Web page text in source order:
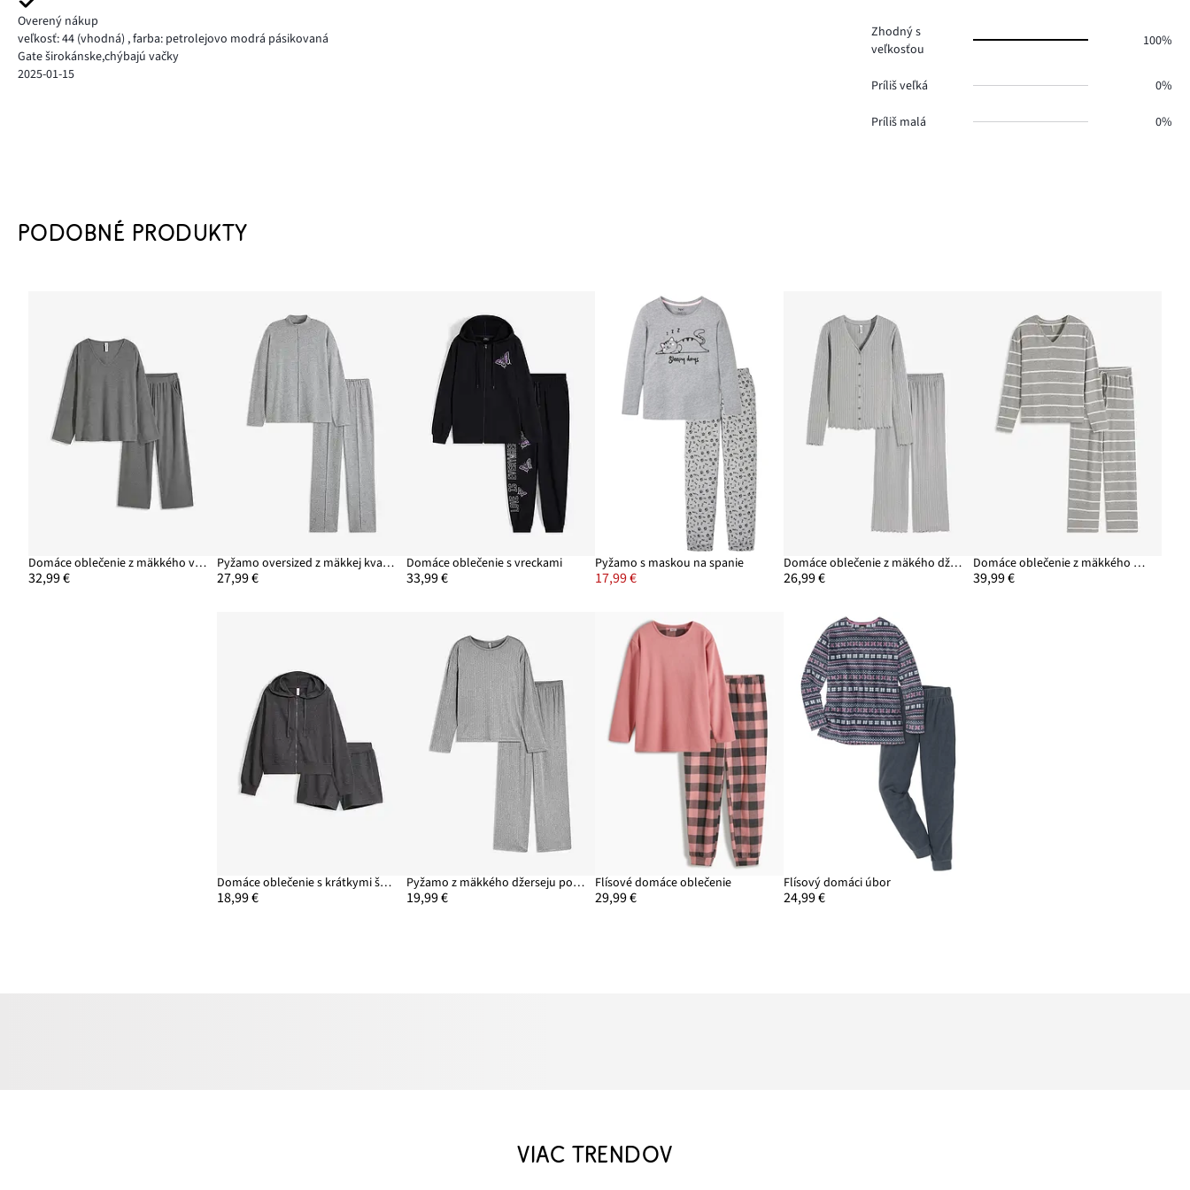
Overený nákup
veľkosť: 44 (vhodná) ,farba: petrolejovo modrá pásikovaná
Gate širokánske,chýbajú vačky
2025-01-15
Zhodný s
veľkosťou
100%
Príliš veľká 0%
Príliš malá 0%
PODOBNÉ PRODUKTY
Domáce oblečenie z mäkkého vrúbkovaného materiálu
32,99 €
Pyžamo oversized z mäkkej kvality
27,99 €
Domáce oblečenie s vreckami
33,99 €
Pyžamo s maskou na spanie
17,99 €
Domáce oblečenie z mäkého džerseju Pintelle
26,99 €
Domáce oblečenie z mäkkého materiálu, oversized
39,99 €
Domáce oblečenie s krátkymi šortkami
18,99 €
Pyžamo z mäkkého džerseju pointelle
19,99 €
Flísové domáce oblečenie
29,99 €
Flísový domáci úbor
24,99 €
VIAC TRENDOV